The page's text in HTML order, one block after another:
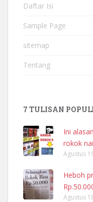
Daftar Isi
Sample Page
sitemap
Tentang
7 TULISAN
Ini
rokok
Agustus
Heboh
Agustus